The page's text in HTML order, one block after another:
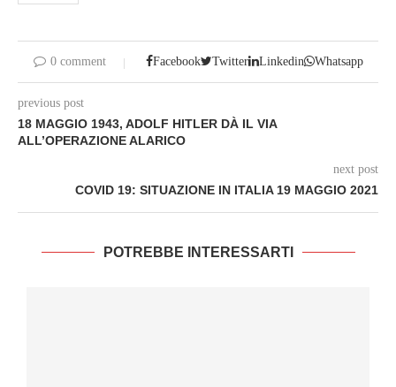
0 comment Facebook Twitter Linkedin Whatsapp
previous post
18 MAGGIO 1943, ADOLF HITLER DÀ IL VIA
ALL’OPERAZIONE ALARICO
next post
COVID 19: SITUAZIONE IN ITALIA 19 MAGGIO 2021
POTREBBE INTERESSARTI